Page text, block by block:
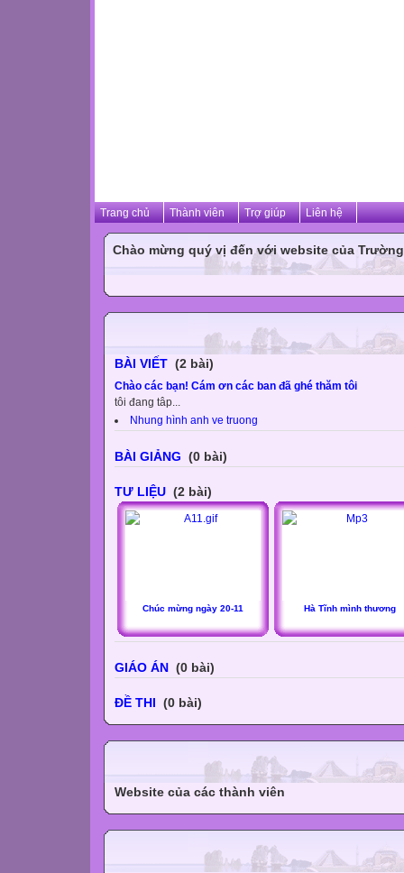
Trang chủ Thành viên Trợ giúp Liên hệ
Chào mừng quý vị đến với website của
BÀI VIẾT (2 bài)
Chào các bạn! Cám ơn các ban đã ghé thăm tôi
tôi đang tâp...
Nhung hình anh ve truong
BÀI GIẢNG (0 bài)
TƯ LIỆU (2 bài)
Chúc mừng ngày 20-11 Hà Tĩnh mình thương
GIÁO ÁN (0 bài)
ĐỀ THI (0 bài)
Website của các thành viên